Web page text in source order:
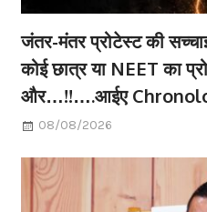
जंतर-मंतर प्रोटेस्ट की
कोई छात्र या NEET का
और…!!….आईए
08/08/2026